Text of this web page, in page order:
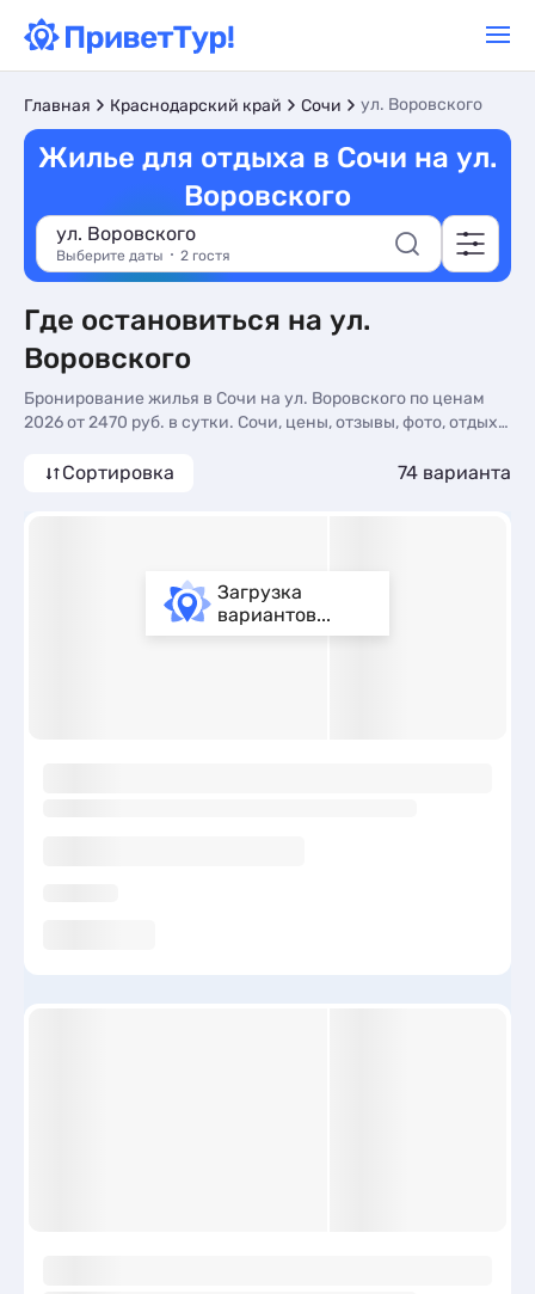
Главная Краснодарский край Сочи ул. Воровского
Жилье для отдыха в Сочи на ул.
Воровского
ул. Воровского
Выберите даты 2 гостя
Где остановиться на ул.
Воровского
Бронирование жилья в Сочи на ул. Воровского по ценам
2026 от 2470 руб. в сутки. Сочи, цены, отзывы, фото, отдых
Сортировка 74 варианта
Загрузка
вариантов...